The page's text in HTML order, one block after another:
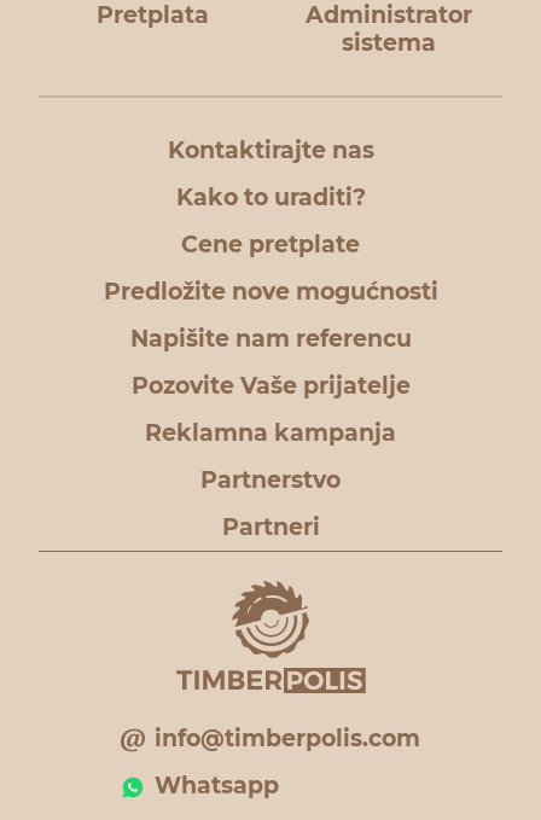
Pretplata
Administrator
sistema
Kontaktirajte nas
Kako to uraditi?
Cene pretplate
Predložite nove mogućnosti
Napišite nam referencu
Pozovite Vaše prijatelje
Reklamna kampanja
Partnerstvo
Partneri
info@timberpolis.com
Whatsapp